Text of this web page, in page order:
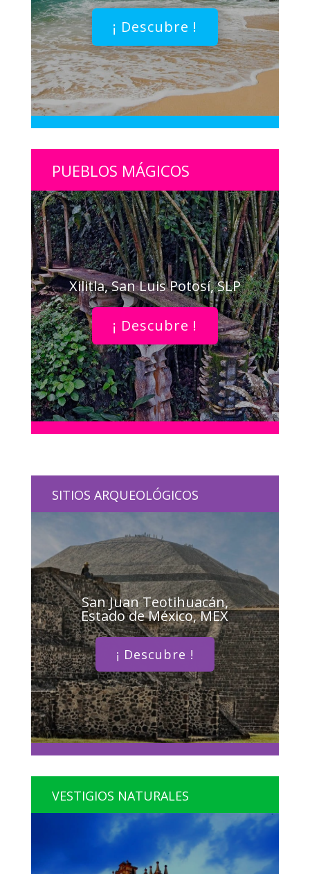
¡ Descubre !
PUEBLOS MÁGICOS
Xilitla, San Luis Potosí, SLP
¡ Descubre !
SITIOS ARQUEOLÓGICOS
San Juan Teotihuacán,
Estado de México, MEX
¡ Descubre !
VESTIGIOS NATURALES